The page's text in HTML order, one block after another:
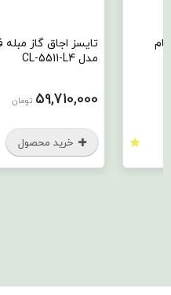
5 شعله استیل
PLATO
42,856,000 تومان
خرید محصول